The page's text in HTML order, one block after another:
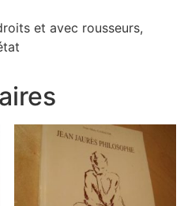
et avec rousseurs,